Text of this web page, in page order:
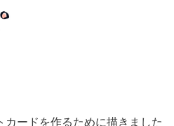
ードを作るために描きました